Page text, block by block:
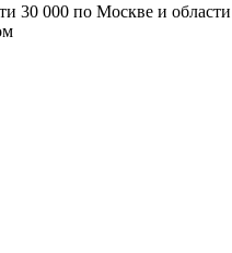
30 000 по Москве и